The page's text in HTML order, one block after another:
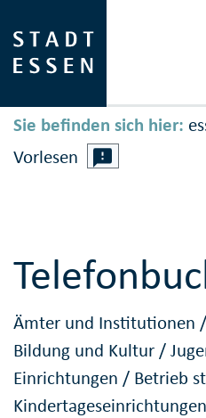
Sie befinden sich hier:
Vorlesen
Ämter und Institutionen /
Bildung und Kultur /
Einrichtungen / Betrieb
Kindertageseinrichtungen